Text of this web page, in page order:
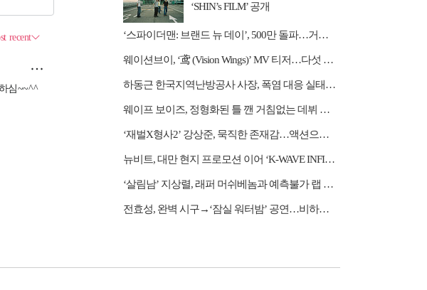
‘SHIN’s FILM’ 공개
‘스파이더맨: 브랜드 뉴 데이’, 500만 돌파…거침없는 흥행 질주
웨이션브이, ‘鸢 (Vision Wings)’ MV 티저…다섯 전사들의 강렬한 비상
하동근 한국지역난방공사 사장, 폭염 대응 실태 점검 "안전관리에 최선을 다할 것"
웨이프 보이즈, 정형화된 틀 깬 거침없는 데뷔 행보
‘재벌X형사2’ 강상준, 묵직한 존재감…액션으로 강렬 포문
뉴비트, 대만 현지 프로모션 이어 ‘K-WAVE INFINITY’ 무대 오른다
‘살림남’ 지상렬, 래퍼 머쉬베놈과 예측불가 랩 수업
전효성, 완벽 시구→‘잠실 워터밤’ 공연…비하인드 공개